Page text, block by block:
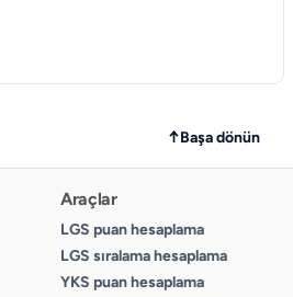
↑Başa dönün
Araçlar
LGS puan hesaplama
LGS sıralama hesaplama
YKS puan hesaplama